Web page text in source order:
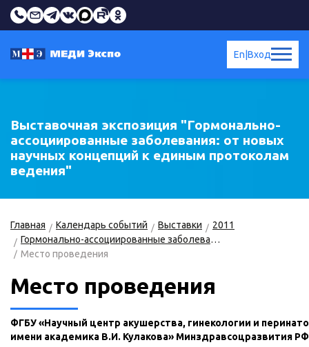
Вход
En
Выставочная экспозиция "Гормонально-
ассоциированные заболевания: от новых
научных концепций к единым протоколам
ведения"
Главная Календарь событий Выставки
2011
Гормонально-ассоциированные заболевания: от новых научных концепций к единым протоколам ведения. Всероссийская конференция
Место проведения
Место проведения
ФГБУ «Научный центр акушерства, гинекологии и
имени академика В.И. Кулакова» Минздравсоцразвития РФ